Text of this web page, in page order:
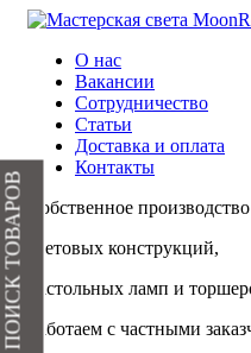
О нас
Вакансии
Сотрудничество
Статьи
Доставка и оплата
Контакты
Собственное
световых конструкций,
настольных ламп и
Работаем с частными
ПОИСК ТОВАРОВ